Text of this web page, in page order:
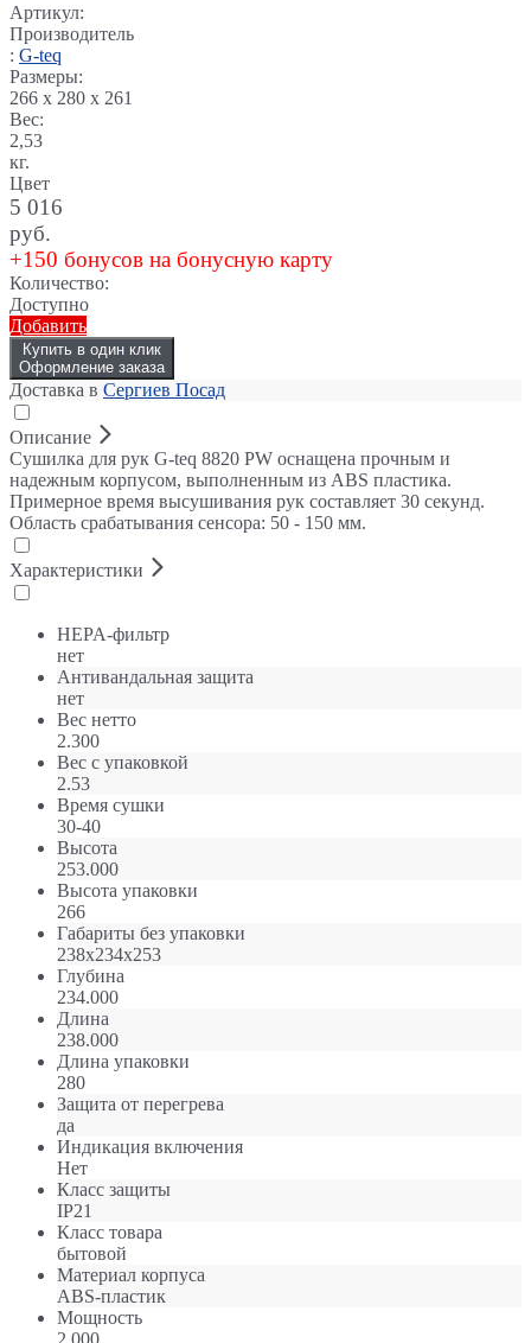
Артикул:
Производитель
: G-teq
Размеры:
266 x 280 x 261
Вес:
2,53
кг.
Цвет
5 016
руб.
+150 бонусов на бонусную карту
Количество:
Доступно
Добавить
Купить в один клик
Оформление заказа
Доставка в Сергиев Посад
Описание
Сушилка для рук G-teq 8820 PW оснащена прочным и
надежным корпусом, выполненным из ABS пластика.
Примерное время высушивания рук составляет 30 секунд.
Область срабатывания сенсора: 50 - 150 мм.
Характеристики
HEPA-фильтр
нет
Антивандальная защита
нет
Вес нетто
2.300
Вес с упаковкой
2.53
Время сушки
30-40
Высота
253.000
Высота упаковки
266
Габариты без упаковки
238х234х253
Глубина
234.000
Длина
238.000
Длина упаковки
280
Защита от перегрева
да
Индикация включения
Нет
Класс защиты
IP21
Класс товара
бытовой
Материал корпуса
ABS-пластик
Мощность
2.000